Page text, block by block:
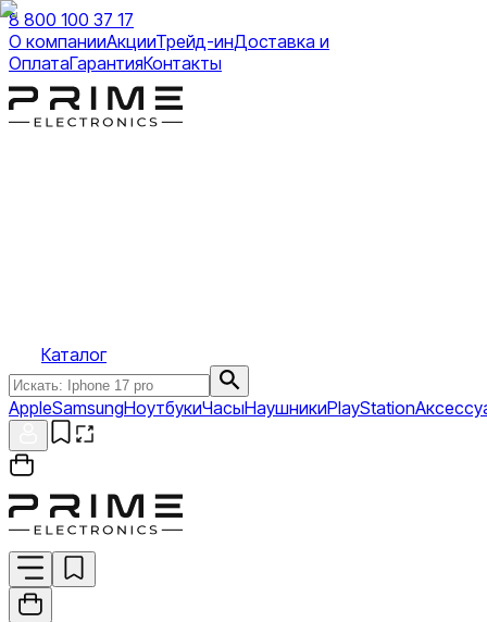
8 800 100 37 17
О компанииАкцииТрейд-инДоставка и
ОплатаГарантияКонтакты
Каталог
AppleSamsungНоутбукиЧасыНаушникиPlayStation